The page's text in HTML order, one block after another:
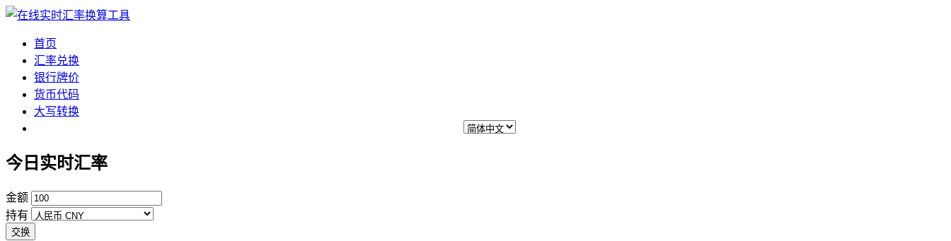
首页
汇率兑换
银行牌价
货币代码
大写转换
今日实时汇率
金额
持有
交换